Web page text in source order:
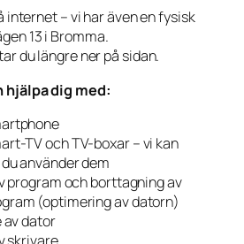
internet – vi har även en fysisk
13 i Bromma.
du längre ner på sidan.
hjälpa dig med:
TV och TV-boxar – vi kan
använder dem
program och borttagning av
(optimering av datorn)
av dator